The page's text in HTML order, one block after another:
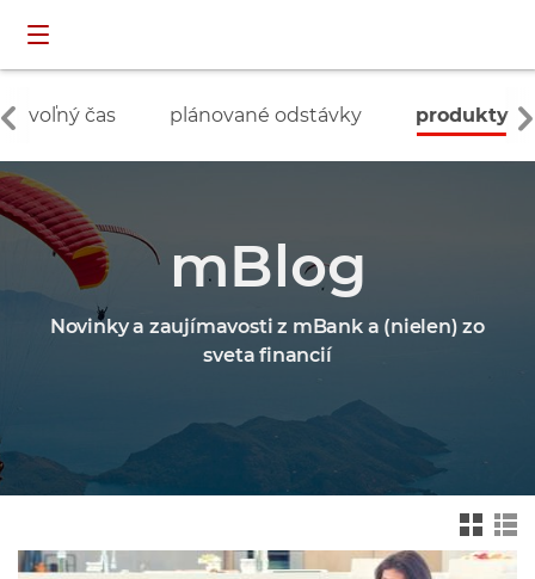
voľný čas plánované odstávky produkty
mBlog
Novinky a zaujímavosti z mBank a (nielen) zo
sveta financií
widok drz
ewa
felkowy